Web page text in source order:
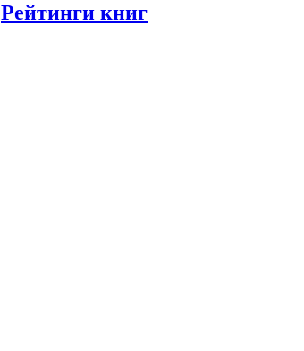
Рейтинги книг